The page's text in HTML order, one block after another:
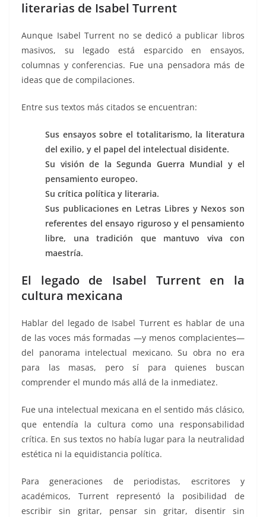
literarias de Isabel Turrent
Aunque Isabel Turrent no se dedicó a publicar libros
masivos, su legado está esparcido en ensayos,
columnas y conferencias. Fue una pensadora más de
ideas que de compilaciones.
Entre sus textos más citados se encuentran:
Sus ensayos sobre el totalitarismo, la literatura
del exilio, y el papel del intelectual disidente.
Su visión de la Segunda Guerra Mundial y el
pensamiento europeo.
Su crítica política y literaria.
Sus publicaciones en Letras Libres y Nexos son
referentes del ensayo riguroso y el pensamiento
libre, una tradición que mantuvo viva con
maestría.
El legado de Isabel Turrent en la
cultura mexicana
Hablar del legado de Isabel Turrent es hablar de una
de las voces más formadas —y menos complacientes—
del panorama intelectual mexicano. Su obra no era
para las masas, pero sí para quienes buscan
comprender el mundo más allá de la inmediatez.
Fue una intelectual mexicana en el sentido más clásico,
que entendía la cultura como una responsabilidad
crítica. En sus textos no había lugar para la neutralidad
estética ni la equidistancia política.
Para generaciones de periodistas, escritores y
académicos, Turrent representó la posibilidad de
escribir sin gritar, pensar sin gritar, disentir sin